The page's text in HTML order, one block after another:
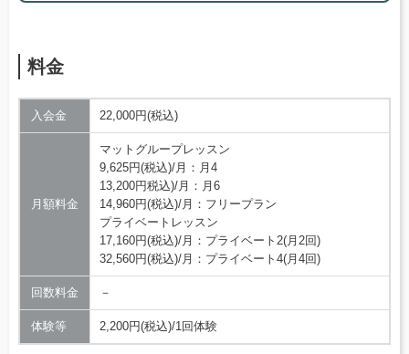
料金
入会金 22,000円(税込)
月額料金
マットグループレッスン
9,625円(税込)/月：月4
13,200円税込)/月：月6
14,960円(税込)/月：フリープラン
プライベートレッスン
17,160円(税込)/月：プライベート2(月2回)
32,560円(税込)/月：プライベート4(月4回)
回数料金 －
体験等 2,200円(税込)/1回体験